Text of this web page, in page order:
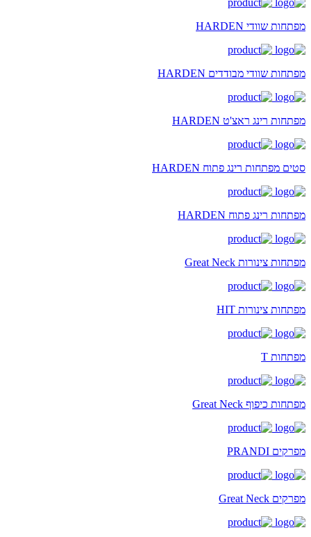
מפתחות שוודי HARDEN
מפתחות שוודי מבודדים HARDEN
מפתחות רינג ראצ'ט HARDEN
סטים מפתחות רינג פתוח HARDEN
מפתחות רינג פתוח HARDEN
מפתחות צינורות Great Neck
מפתחות צינורות HIT
מפתחות T
מפתחות כיפוף Great Neck
מפרקים PRANDI
מפרקים Great Neck